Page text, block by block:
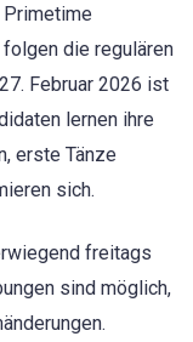
die regulären
Februar 2026 ist
lernen ihre
erste Tänze
sich.
freitags
sind möglich,